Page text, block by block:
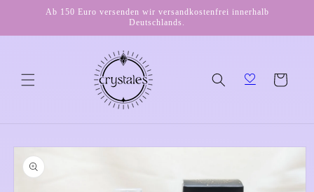
Ab 150 Euro versenden wir versandkostenfrei innerhalb
Deutschlands.
Warenkorb